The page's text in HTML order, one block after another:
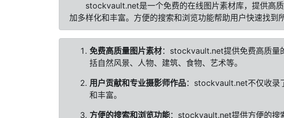
stockvault.net是一个免费的在线图片素材库，提供高
加多样化和丰富。方便的搜索和浏览功能帮助用户快速找到
免费高质量图片素材：stockvault.net提供免费高质量
括自然风景、人物、建筑、食物、艺术等。
用户贡献和专业摄影师作品：stockvault.net不仅收录
和丰富。
方便的搜索和浏览功能：stockvault.net提供方便的搜